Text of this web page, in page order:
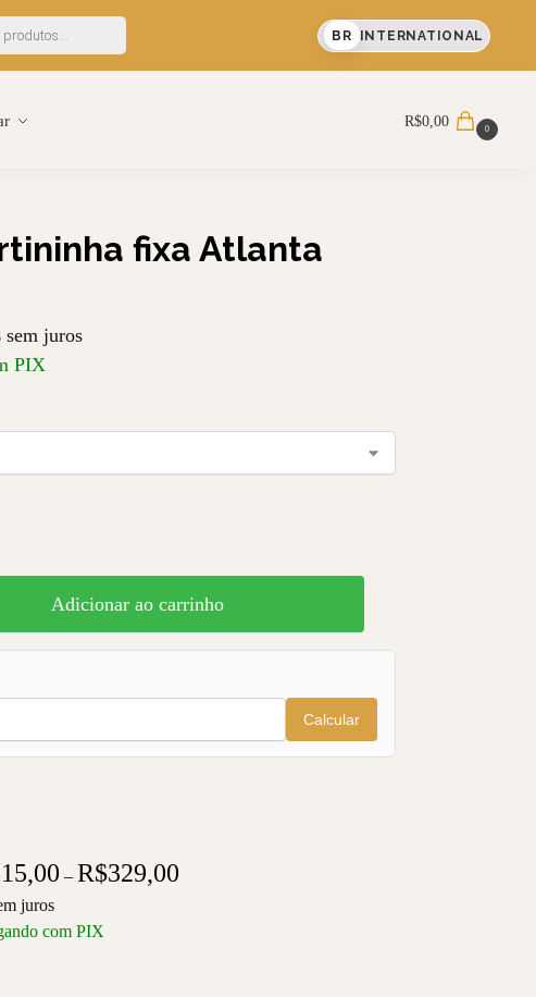
5% OFF em sua primeira compra BR INTERNATIONAL
R$0,00 0
fixa Atlanta
sem juros
PIX
Adicionar ao carrinho
Calcular
– R$329,00
juros
com PIX